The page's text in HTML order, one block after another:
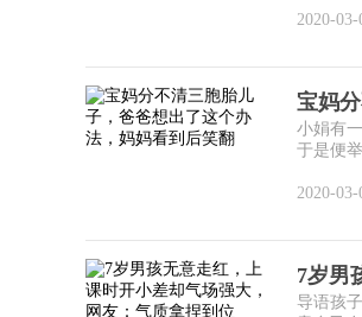
2020-03-
宝妈
小娟有
于是便
2020-03-
7岁男
导语孩